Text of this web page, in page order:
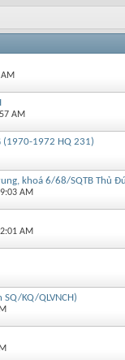
AM
(1970-1972 HQ 231)
khoá 6/68/SQTB Thủ
AM
AM
KQ/QLVNCH)